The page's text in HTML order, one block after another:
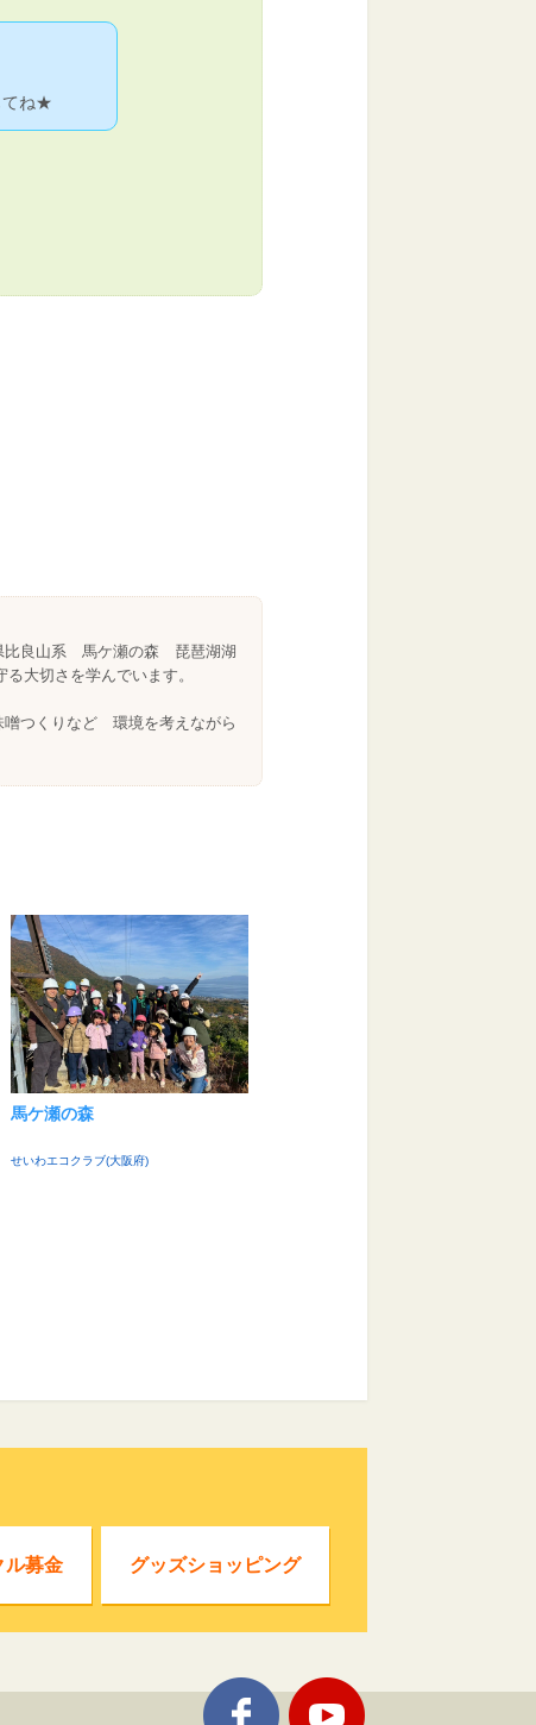
てね★
比良山系 馬ケ瀬の森 琵琶湖湖
大切さを学んでいます。
つくりなど 環境を考えながら
馬ケ瀬の森
せいわエコクラブ(大阪府)
ル募金 グッズショッピング